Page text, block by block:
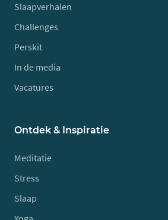
Slaapverhalen
Challenges
Perskit
In de media
Vacatures
Ontdek & Inspiratie
Meditatie
Stress
Slaap